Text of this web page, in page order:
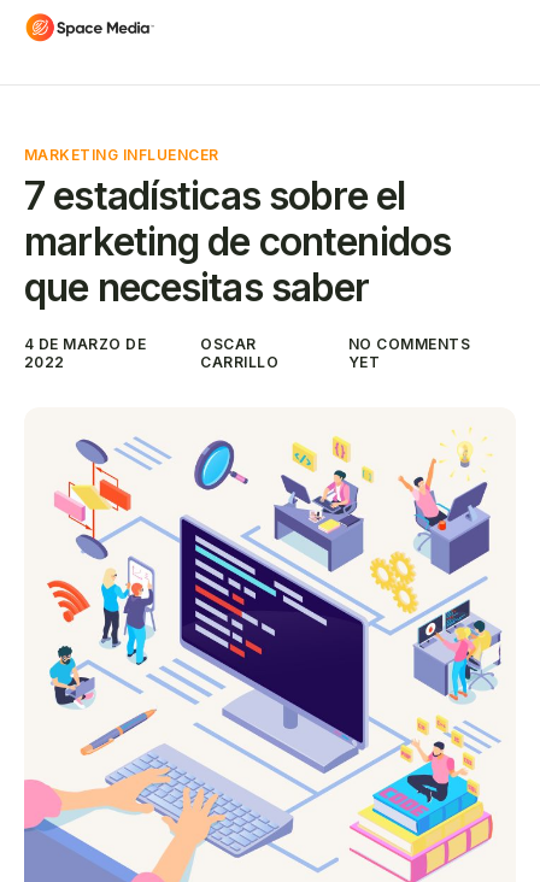
MARKETING INFLUENCER
7 estadísticas sobre el
marketing de contenidos
que necesitas saber
4 DE MARZO DE
2022
OSCAR
CARRILLO
NO COMMENTS
YET